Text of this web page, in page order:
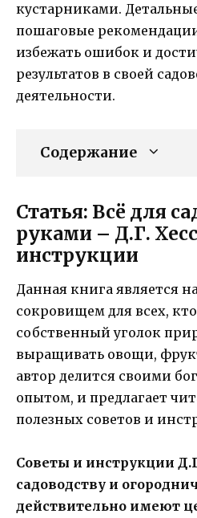
кустарниками.
пошаговые
избежать ошибок и
результатов в своей
деятельности.
Содержание
Статья: Всё для
руками – Д.Г.
инструкции
Данная книга является
сокровищем для всех,
собственный уголок
выращивать овощи,
автор делится своими
опытом, и предлагает
полезных советов и
Советы и инструкции
садоводству и
действительно имеют